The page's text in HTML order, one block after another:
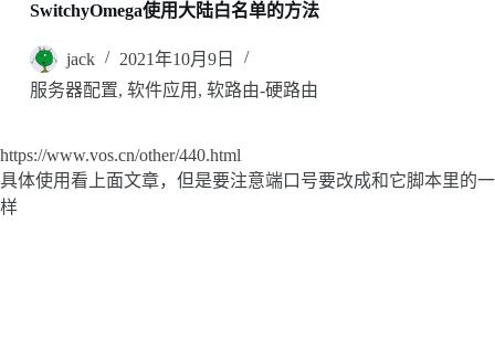
SwitchyOmega使用大陆白名单的方法
jack
2021年10月9日
服务器配置, 软件应用 , 软路由-硬路由
https://www.vos.cn/other/440.html
具体使用看上面文章，但是要注意端口号要改成和它脚本里的一
样